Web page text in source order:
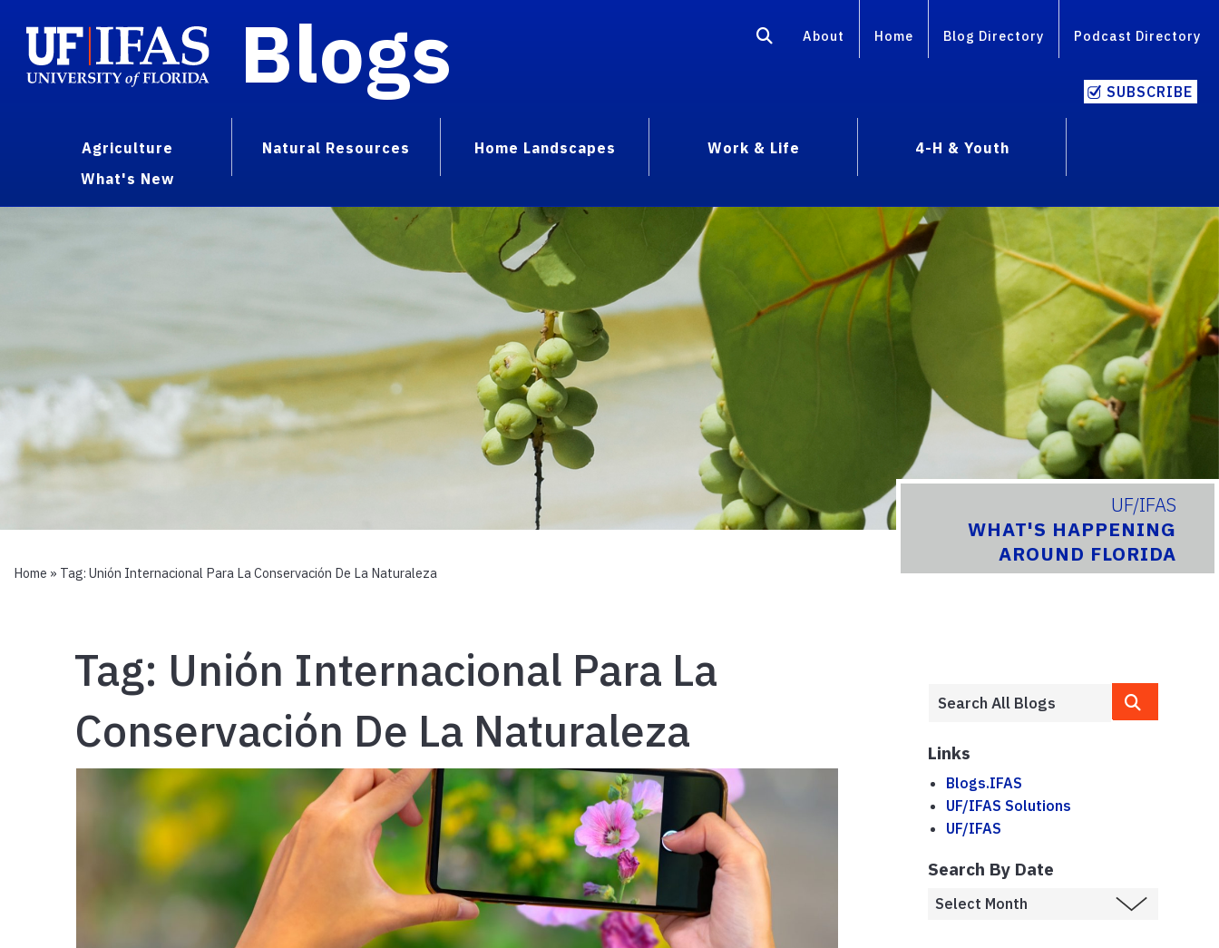
Blogs About Home Blog Directory Podcast Directory
SUBSCRIBE
Agriculture Natural Resources Home Landscapes Work & Life
4-H & Youth
What's New
UF/IFAS
WHAT'S HAPPENING
AROUND FLORIDA
Home » Tag: Unión Internacional Para La Conservación De La Naturaleza
Tag: Unión Internacional Para La
Conservación De La Naturaleza
Links
Blogs.IFAS
UF/IFAS Solutions
UF/IFAS
Search By Date